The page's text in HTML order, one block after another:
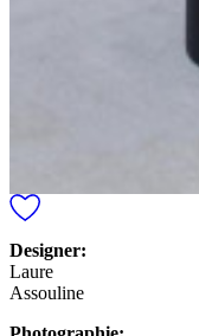
Designer:
Laure
Assouline